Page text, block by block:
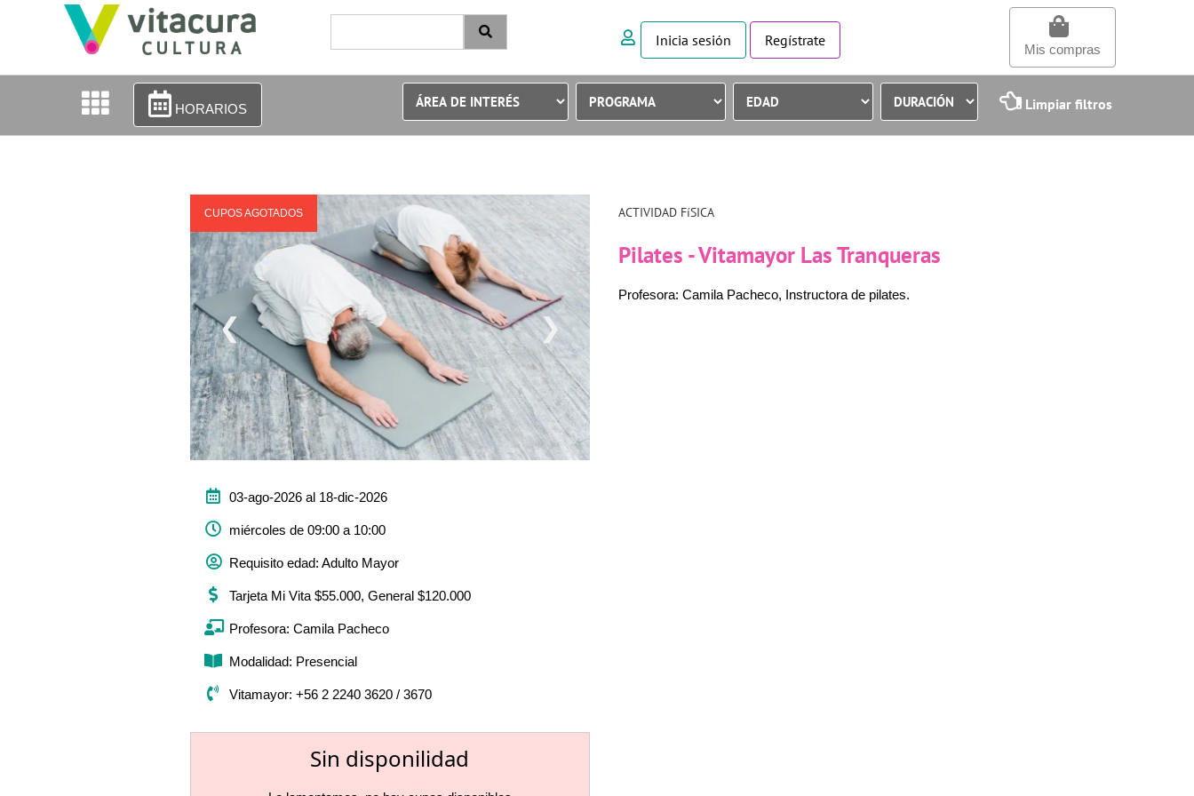
Inicia sesión Regístrate
Mis compras
HORARIOS Limpiar filtros
CUPOS AGOTADOS
❮ ❯
03-ago-2026 al 18-dic-2026
miércoles de 09:00 a 10:00
Requisito edad: Adulto Mayor
Tarjeta Mi Vita $55.000, General $120.000
Profesora: Camila Pacheco
Modalidad: Presencial
Vitamayor: +56 2 2240 3620 / 3670
Sin disponilidad
ACTIVIDAD FíSICA
Pilates - Vitamayor Las Tranqueras
Profesora: Camila Pacheco, Instructora de pilates.